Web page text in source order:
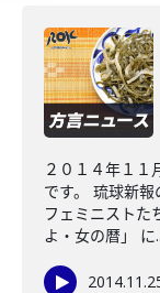
２０１４年１１
です。 琉球新
フェミニストた
よ・女の暦」 に